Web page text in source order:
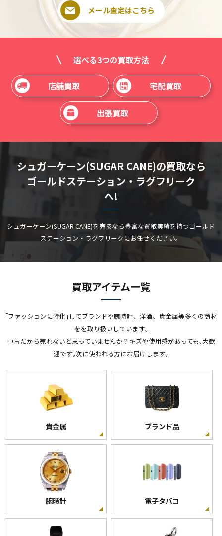
メール査定はこちら
選べる3つの買取方法
店舗買取 宅配買取
出張買取
シュガーケーン(SUGAR CANE)の買取なら
ゴールドステーション・ラグフリーク
へ!
シュガーケーン(SUGAR CANE)を売るなら豊富な買取実績を持つゴールド
ステーション・ラグフリークにお任せください。
買取アイテム一覧
｢ファッションに特化｣してブランドや腕時計、洋酒、貴金属等多くの商材
をを取り扱いしています｡
中古だから売れないと思っていませんか？キズや使用感があっても､大歓
迎です｡次に使われる方にお届けします｡
貴金属 ブランド品
腕時計 電子タバコ